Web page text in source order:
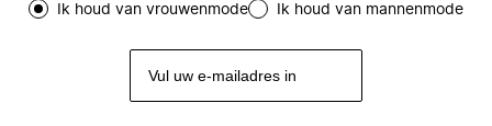
Ik houd van vrouwenmode Ik houd van mannenmode